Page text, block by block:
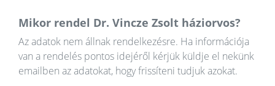
Mikor rendel Dr. Vincze Zsolt háziorvos?
Az adatok nem állnak rendelkezésre. Ha információja
van a rendelés pontos idejéről kérjük küldje el nekünk
emailben az adatokat, hogy frissíteni tudjuk azokat.